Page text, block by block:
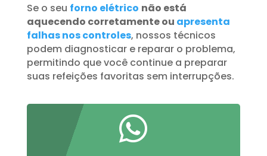
Se o seu forno elétrico não está
aquecendo corretamente ou apresenta
falhas nos controles, nossos técnicos
podem diagnosticar e reparar o problema,
permitindo que você continue a preparar
suas refeições favoritas sem interrupções.
